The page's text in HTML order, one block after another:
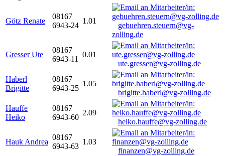
Götz Renate
08167
6943-24
1.01
gebuehren.steuern@vg-
zolling.de
Gresser Ute
08167
6943-11
0.01
ute.gresser@vg-zolling.de
Haberl
Brigitte
08167
6943-25
1.05
brigitte.haberl@vg-zolling.de
Hauffe
Heiko
08167
6943-60
2.09
heiko.hauffe@vg-zolling.de
Hauk Andrea
08167
6943-63
1.03
finanzen@vg-zolling.de